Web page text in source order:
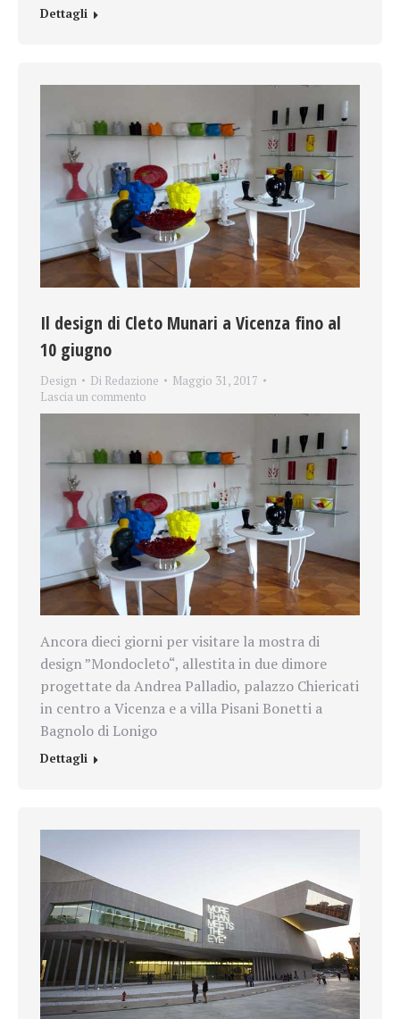
Dettagli
Il design di Cleto Munari a Vicenza fino al
10 giugno
Design Di Redazione
Maggio 31, 2017
Lascia un commento
Ancora dieci giorni per visitare la mostra di
design ”Mondocleto“, allestita in due dimore
progettate da Andrea Palladio, palazzo Chiericati
in centro a Vicenza e a villa Pisani Bonetti a
Bagnolo di Lonigo
Dettagli